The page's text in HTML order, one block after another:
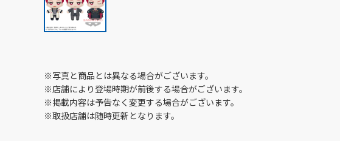
※写真と商品とは異なる場合がございます。
※店舗により登場時期が前後する場合がございます。
※掲載内容は予告なく変更する場合がございます。
※取扱店舗は随時更新となります。